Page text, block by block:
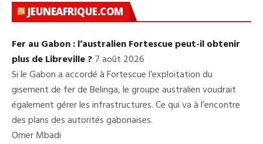
JEUNEAFRIQUE.COM
Fer au Gabon : l’australien Fortescue peut-il obtenir
plus de Libreville ?7 août 2026
Si le Gabon a accordé à Fortescue l’exploitation du
gisement de fer de Belinga, le groupe australien voudrait
également gérer les infrastructures. Ce qui va à l’encontre
des plans des autorités gabonaises.
Omer Mbadi